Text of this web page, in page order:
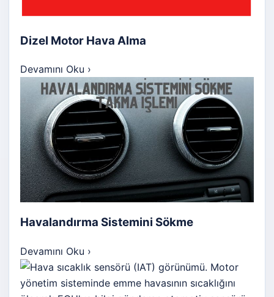
Dizel Motor Hava Alma
Devamını Oku ›
Havalandırma Sistemini Sökme
Devamını Oku ›